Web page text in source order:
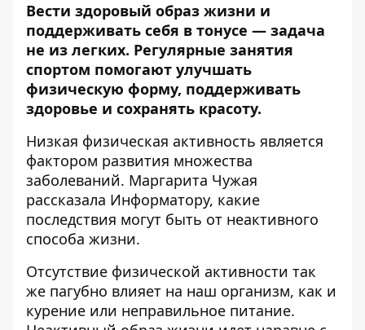
Вести здоровый образ жизни и
поддерживать себя в тонусе — задача
не из легких. Регулярные занятия
спортом помогают улучшать
физическую форму, поддерживать
здоровье и сохранять красоту.
Низкая физическая активность является
фактором развития множества
заболеваний. Маргарита Чужая
рассказала Информатору, какие
последствия могут быть от неактивного
способа жизни.
Отсутствие физической активности так
же пагубно влияет на наш организм, как и
курение или неправильное питание.